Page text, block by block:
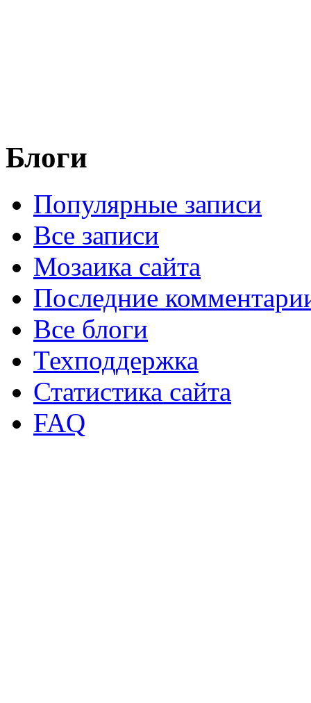
Блоги
Популярные записи
Все записи
Мозаика сайта
Последние
Все блоги
Техподдержка
Статистика сайта
FAQ